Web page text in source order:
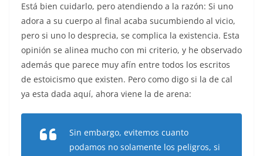
Está bien cuidarlo, pero atendiendo a la razón: Si uno
adora a su cuerpo al final acaba sucumbiendo al vicio,
pero si uno lo desprecia, se complica la existencia. Esta
opinión se alinea mucho con mi criterio, y he observado
además que parece muy afín entre todos los escritos
de estoicismo que existen. Pero como digo si la de cal
ya esta dada aquí, ahora viene la de arena:
Sin embargo, evitemos cuanto
podamos no solamente los peligros, si